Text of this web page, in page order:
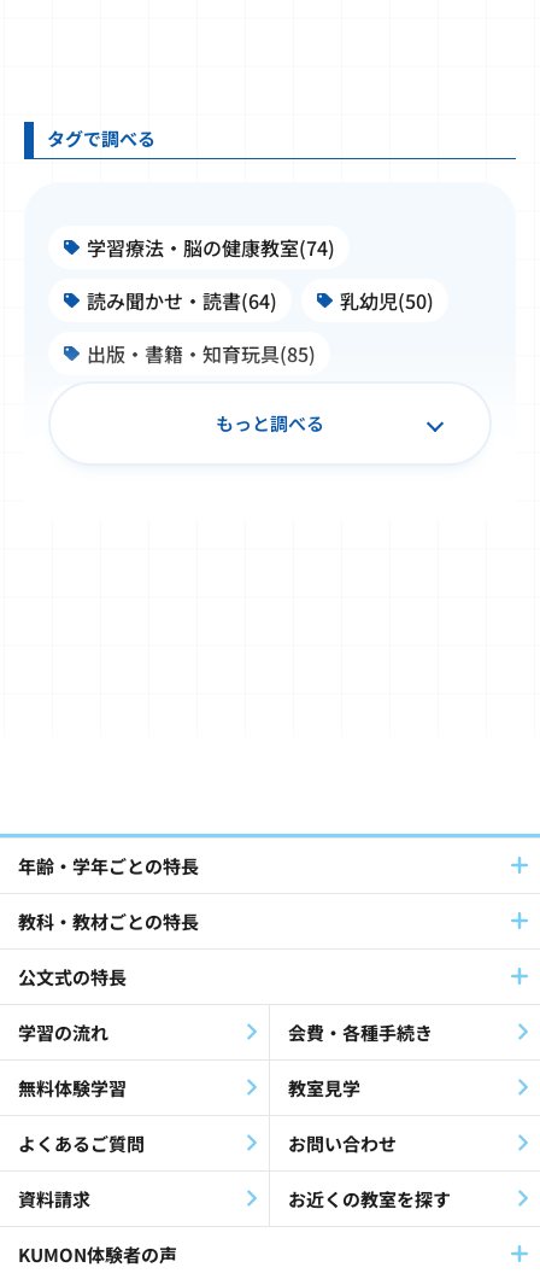
タグで調べる
学習療法・脳の健康教室(74)
読み聞かせ・読書(64)
乳幼児(50)
出版・書籍・知育玩具(85)
パートナーとの連携(42)
社員採用(9)
公文式教室(102)
障害児・障害者(60)
教材・指導(27)
公文公(35)
就労支援(24)
最終教材修了生(26)
KEIA(41)
認知症(26)
歌(12)
放課後等デイサービス(19)
児童福祉施設(11)
もっと調べる
年齢・学年ごとの特長
教科・教材ごとの特長
公文式の特長
学習の流れ 会費・各種手続き
無料体験学習 教室見学
よくあるご質問 お問い合わせ
資料請求 お近くの教室を探す
KUMON体験者の声